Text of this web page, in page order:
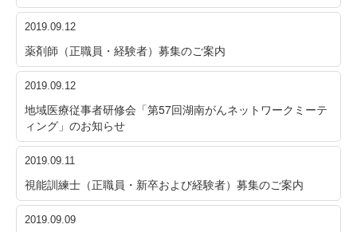
2019.09.12
薬剤師（正職員・経験者）募集のご案内
2019.09.12
地域医療従事者研修会「第57回湖南がんネットワークミーテ
ィング」のお知らせ
2019.09.11
視能訓練士（正職員・新卒および経験者）募集のご案内
2019.09.09